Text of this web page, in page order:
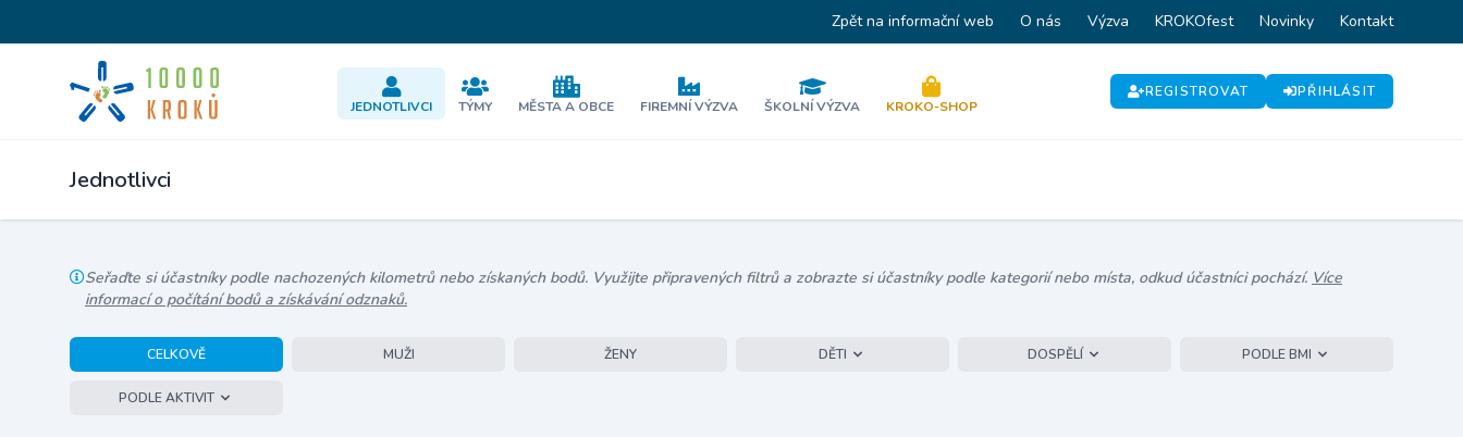
Zpět na informační web O nás Výzva KROKOfest Novinky Kontakt
JEDNOTLIVCI TÝMY MĚSTA A OBCE FIREMNÍ VÝZVA ŠKOLNÍ VÝZVA KROKO-SHOP
REGISTROVAT PŘIHLÁSIT
Jednotlivci
Seřaďte si účastníky podle nachozených kilometrů nebo získaných bodů. Využijte připravených filtrů a zobrazte si účastníky podle kategorií nebo místa, odkud účastníci pochází. Více
informací o počítání bodů a získávání odznaků.
CELKOVĚ MUŽI ŽENY DĚTI DOSPĚLÍ PODLE BMI
PODLE AKTIVIT